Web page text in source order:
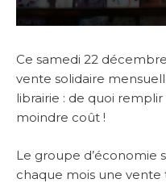
Ce samedi 22
vente solidaire
librairie : de quoi
moindre coût !
Le groupe d’économie
chaque mois une